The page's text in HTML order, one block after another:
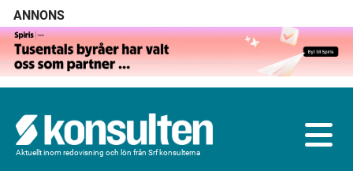
ANNONS
Aktuellt inom redovisning och lön från Srf konsulterna